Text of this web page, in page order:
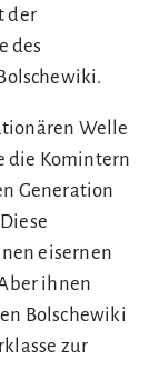
der
des
Welle
die Komintern
Generation
eisernen
ihnen
Bolschewiki
zur